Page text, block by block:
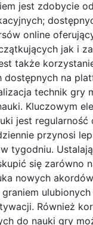
jest zdobycie
online
jak i
także
dostępnych na
technik gry
Kluczowym
jest regularność
przynosi
tygodniu.
się zarówno
nowych
Również
do nauki gry